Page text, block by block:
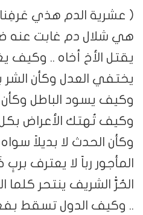
( عشرية الدم هذي
هي شلال دم غابت عنه
يقتل الأخ أخاه .. وكيف
يختفي العدل وكأن الشر
وكيف يسود الباطل وكأن
وكيف تُهتك الأعراض بكل
وكأن الحدث لا بديلاً
المأجور رباً لا يعترف
الحُرّْ الشريف ينتحر كلما
.. وكيف الدول تسقط